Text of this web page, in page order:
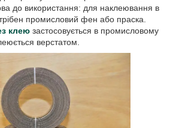
до використання: для наклеювання в
промисловий фен або праска.
клею застосовується в промисловому
верстатом.